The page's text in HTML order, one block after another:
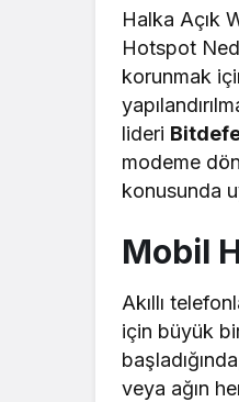
Halka Açık
Hotspot
korunmak
lideri
modeme
konusunda
Mobil
Akıllı
için büyük
veya ağın